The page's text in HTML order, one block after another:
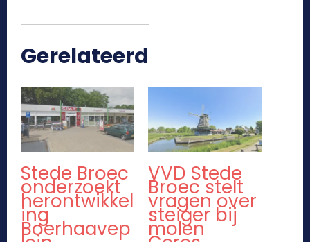
Gerelateerd
Stede Broec
onderzoekt
herontwikkel
ing
Boerhaavep
VVD Stede
Broec stelt
vragen over
steiger bij
molen